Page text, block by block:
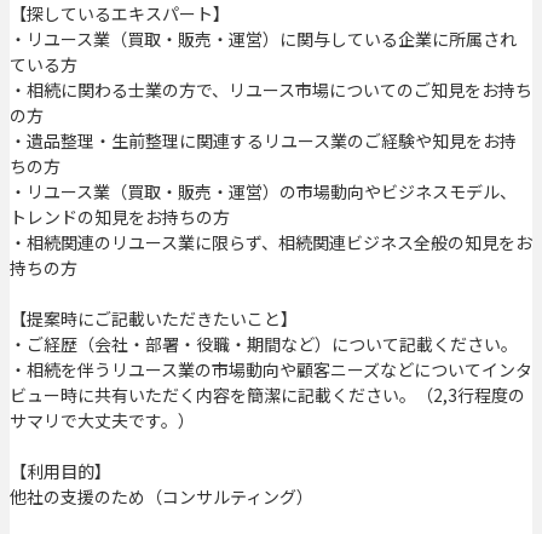
【探しているエキスパート】
・リユース業（買取・販売・運営）に関与している企業に所属され
ている方
・相続に関わる士業の方で、リユース市場についてのご知見をお持ち
の方
・遺品整理・生前整理に関連するリユース業のご経験や知見をお持
ちの方
・リユース業（買取・販売・運営）の市場動向やビジネスモデル、
トレンドの知見をお持ちの方
・相続関連のリユース業に限らず、相続関連ビジネス全般の知見をお
持ちの方
【提案時にご記載いただきたいこと】
・ご経歴（会社・部署・役職・期間など）について記載ください。
・相続を伴うリユース業の市場動向や顧客ニーズなどについてインタ
ビュー時に共有いただく内容を簡潔に記載ください。（2,3行程度の
サマリで大丈夫です。）
【利用目的】
他社の支援のため（コンサルティング）